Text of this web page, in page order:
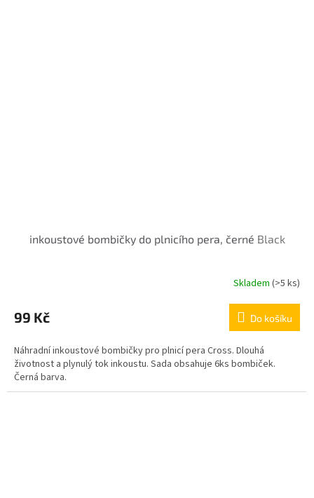
inkoustové bombičky do plnicího pera, černé Black
Skladem (>5 ks)
99 Kč Do košíku
Náhradní inkoustové bombičky pro plnicí pera Cross. Dlouhá
životnost a plynulý tok inkoustu. Sada obsahuje 6ks bombiček.
Černá barva.